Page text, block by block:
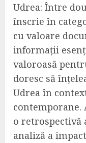
Udrea: Între
înscrie în
cu valoare
informații
valoroasă
doresc să
Udrea în
contemporane.
o retrospectivă
analiză a